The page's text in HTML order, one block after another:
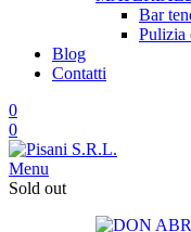
Bar
Pulizia
Blog
Contatti
0
0
Menu
Sold out